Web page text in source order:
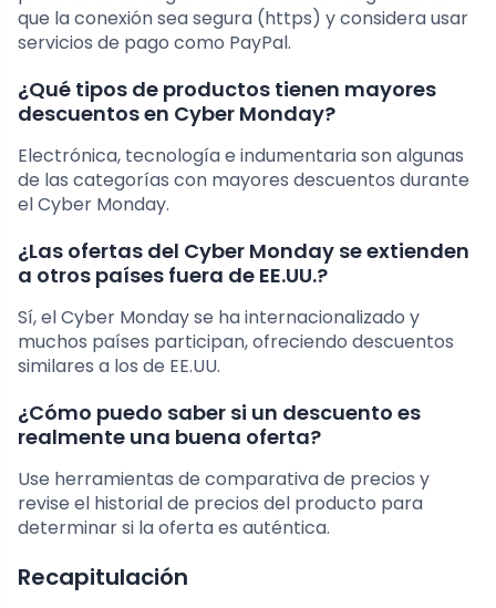
que la conexión sea segura (https) y considera usar
servicios de pago como PayPal.
¿Qué tipos de productos tienen mayores
descuentos en Cyber Monday?
Electrónica, tecnología e indumentaria son algunas
de las categorías con mayores descuentos durante
el Cyber Monday.
¿Las ofertas del Cyber Monday se extienden
a otros países fuera de EE.UU.?
Sí, el Cyber Monday se ha internacionalizado y
muchos países participan, ofreciendo descuentos
similares a los de EE.UU.
¿Cómo puedo saber si un descuento es
realmente una buena oferta?
Use herramientas de comparativa de precios y
revise el historial de precios del producto para
determinar si la oferta es auténtica.
Recapitulación